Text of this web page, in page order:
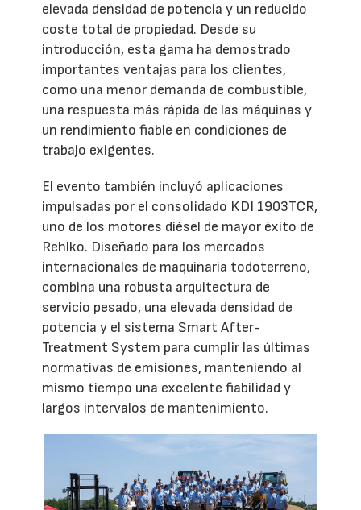
elevada densidad de potencia y un reducido
coste total de propiedad. Desde su
introducción, esta gama ha demostrado
importantes ventajas para los clientes,
como una menor demanda de combustible,
una respuesta más rápida de las máquinas y
un rendimiento fiable en condiciones de
trabajo exigentes.
El evento también incluyó aplicaciones
impulsadas por el consolidado KDI 1903TCR,
uno de los motores diésel de mayor éxito de
Rehlko. Diseñado para los mercados
internacionales de maquinaria todoterreno,
combina una robusta arquitectura de
servicio pesado, una elevada densidad de
potencia y el sistema Smart After-
Treatment System para cumplir las últimas
normativas de emisiones, manteniendo al
mismo tiempo una excelente fiabilidad y
largos intervalos de mantenimiento.